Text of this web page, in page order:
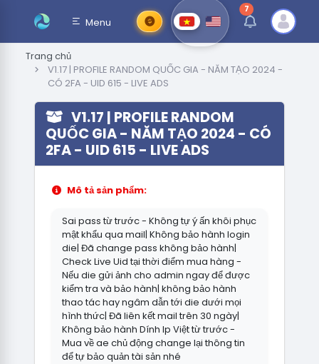
Menu
7thông báo chưa
Trang chủ
V1.17 | PROFILE RANDOM QUỐC GIA - NĂM TẠO 2024 -
CÓ 2FA - UID 615 - LIVE ADS
V1.17 | PROFILE RANDOM
QUỐC GIA - NĂM TẠO 2024 - CÓ
2FA - UID 615 - LIVE ADS
Mô tả sản phẩm:
Sai pass từ trước - Không tự ý ấn khôi phục
mật khẩu qua mail| Không bảo hành login
die| Đã change pass không bảo hành|
Check Live Uid tại thời điểm mua hàng -
Nếu die gửi ảnh cho admin ngay để được
kiểm tra và bảo hành| không bảo hành
thao tác hay ngâm dẫn tới die dưới mọi
hình thức| Đã liên kết mail trên 30 ngày|
Không bảo hành Dính Ip Việt từ trước -
Mua về ae chủ động change lại thông tin
để tự bảo quản tài sản nhé